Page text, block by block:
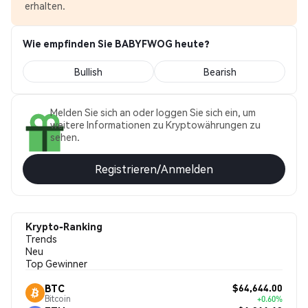
erhalten.
Wie empfinden Sie BABYFWOG heute?
Bullish Bearish
Melden Sie sich an oder loggen Sie sich ein, um
weitere Informationen zu Kryptowährungen zu
sehen.
Registrieren/Anmelden
Krypto-Ranking
Trends
Neu
Top Gewinner
BTC
Bitcoin
$64,644.00
+0.60%